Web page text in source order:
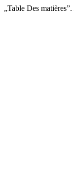
„Table Des matières”.